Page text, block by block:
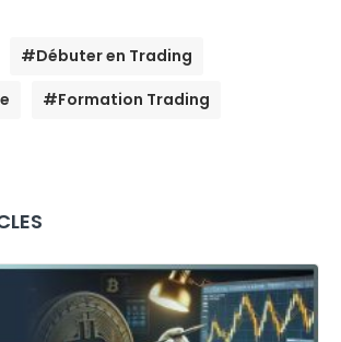
#Débuter en Trading
#Formation Trading